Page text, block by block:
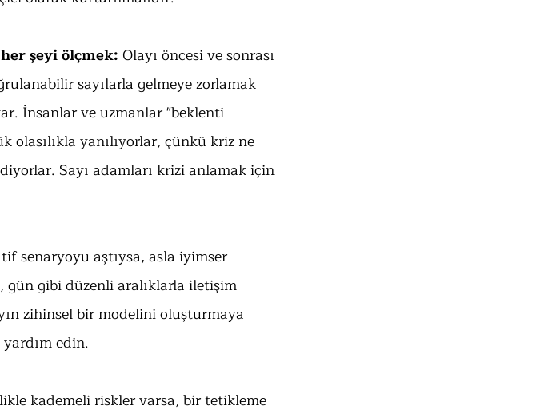
şeyi ölçmek: Olayı öncesi ve sonrası
sayılarla gelmeye zorlamak
İnsanlar ve uzmanlar "beklenti
olasılıkla yanılıyorlar, çünkü kriz ne
Sayı adamları krizi anlamak için
senaryoyu aştıysa, asla iyimser
gün gibi düzenli aralıklarla iletişim
zihinsel bir modelini oluşturmaya
edin.
kademeli riskler varsa, bir tetikleme